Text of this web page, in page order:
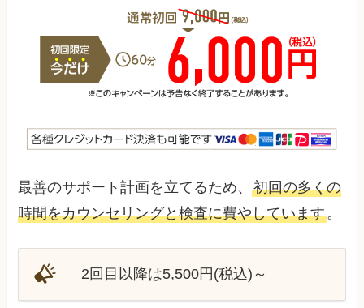
最善のサポート計画を立てるため、初回の多くの
時間をカウンセリングと検査に費やしています。
2回目以降は5,500円(税込)～